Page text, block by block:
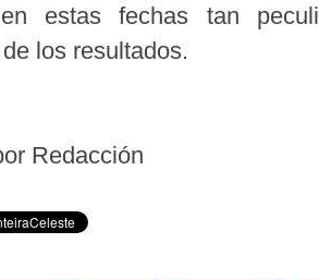
estas fechas tan
los resultados.
Redacción